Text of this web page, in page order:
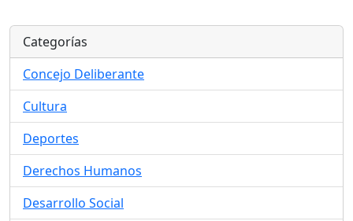
Categorías
Concejo Deliberante
Cultura
Deportes
Derechos Humanos
Desarrollo Social